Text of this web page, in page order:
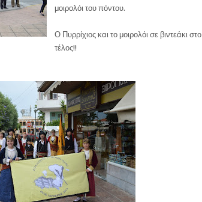
μοιρολόι του πόντου.
Ο Πυρρίχιος και το μοιρολόι σε βιντεάκι στο
τέλος!!